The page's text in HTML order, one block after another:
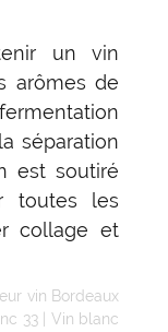
un vin
arômes de
séparation
est soutiré
toutes les
collage et
vin Bordeaux
33| Vin blanc